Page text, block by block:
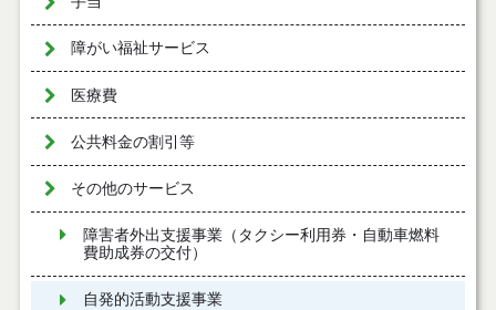
障がい福祉サービス
医療費
公共料金の割引等
その他のサービス
障害者外出支援事業（タクシー利用券・自動車燃料
費助成券の交付）
自発的活動支援事業